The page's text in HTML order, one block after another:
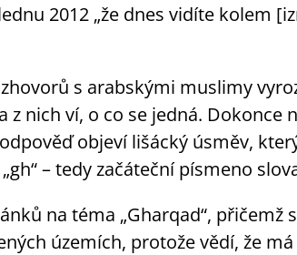
2012 „že dnes vidíte kolem
s arabskými muslimy
z nich ví, o co se jedná. Dokonce
objeví lišácký úsměv,
– tedy začáteční písmeno
na téma „Gharqad“, přičemž
územích, protože vědí, že